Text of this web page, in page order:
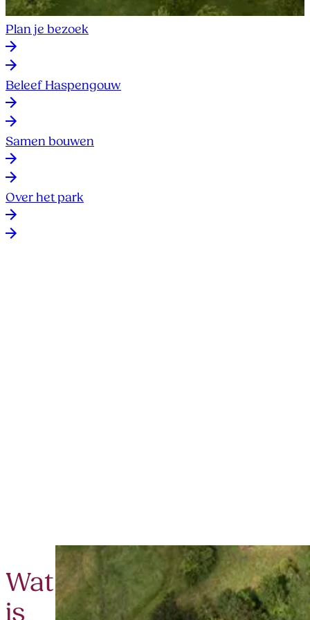
Plan je bezoek
Beleef Haspengouw
Samen bouwen
Over het park
Wat
is